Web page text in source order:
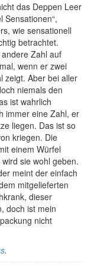
das Deppen Leer
Sensationen“,
wie sensationell
betrachtet.
Zahl auf
wenn er zwei
zeigt. Aber bei aller
niemals den
ist wahrlich
immer eine Zahl, er
liegen. Das ist so
kriegen. Die
einem Würfel
sie wohl geben.
meint der einfach
mitgelieferten
dieser
doch ist mein
nicht
.